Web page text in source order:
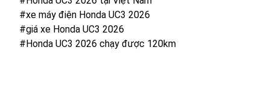
#xe máy điện Honda UC3 2026
#giá xe Honda UC3 2026
#Honda UC3 2026 chạy được 120km